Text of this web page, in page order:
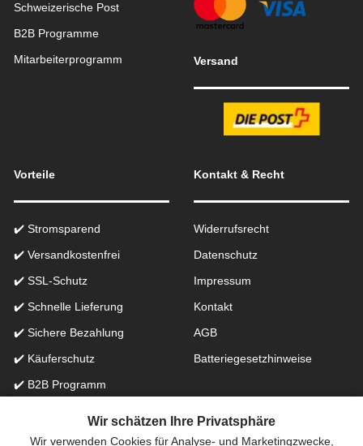
Schweizerische Post
B2B Programme
Mitarbeiterprogramm
Versand
Vorteile
✔️ Stromsparend
✔️ Versandkostenfrei
✔️ SSL-Schutz
✔️ Schnelle Lieferung
✔️ Sichere Bezahlung
✔️ Käuferschutz
✔️ B2B Programm
Kontakt & Recht
Widerrufsrecht
Datenschutz
Impressum
Kontakt
AGB
Batteriegesetzhinweise
Wir schätzen Ihre Privatsphäre
Wir verwenden Cookies für Analyse- und Marketingzwecke,